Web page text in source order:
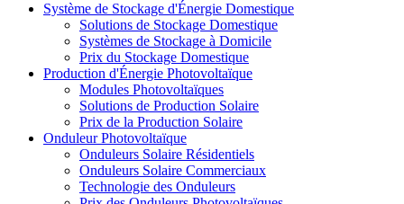
Système de Stockage d'Énergie Domestique
Solutions de Stockage Domestique
Systèmes de Stockage à Domicile
Prix du Stockage Domestique
Production d'Énergie Photovoltaïque
Modules Photovoltaïques
Solutions de Production Solaire
Prix de la Production Solaire
Onduleur Photovoltaïque
Onduleurs Solaire Résidentiels
Onduleurs Solaire Commerciaux
Technologie des Onduleurs